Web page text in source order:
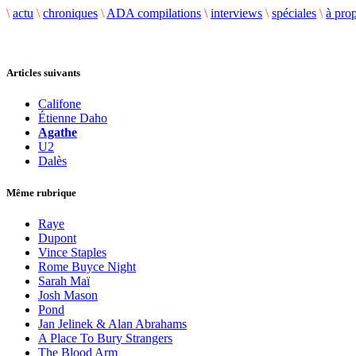
\ actu \ chroniques \ ADA compilations \ interviews \ spéciales \ à
Articles suivants
Califone
Étienne Daho
Agathe
U2
Dalès
Même rubrique
Raye
Dupont
Vince Staples
Rome Buyce Night
Sarah Maï
Josh Mason
Pond
Jan Jelinek & Alan Abrahams
A Place To Bury Strangers
The Blood Arm